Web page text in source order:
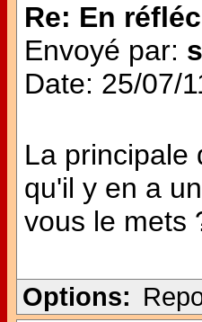
Re: En
Envoyé par:
Date: 25/07/
La principale
qu'il y en a
vous le mets
Options: